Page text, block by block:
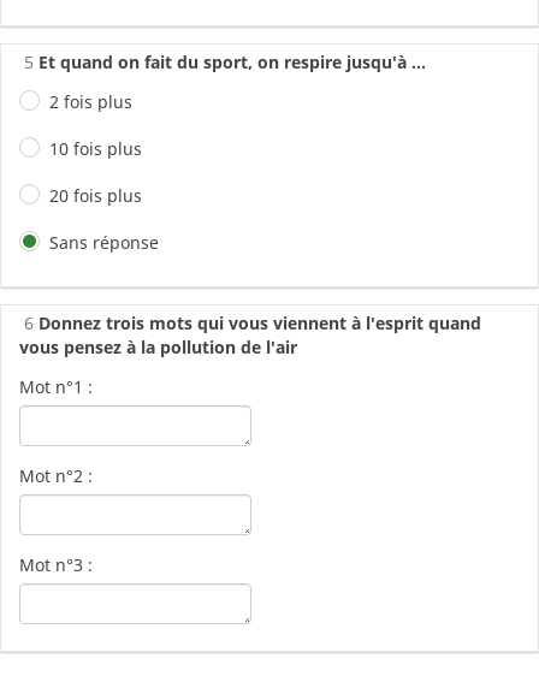
5 Et quand on fait du sport, on respire jusqu'à ...
2 fois plus
10 fois plus
20 fois plus
Sans réponse
6 Donnez trois mots qui vous viennent à l'esprit quand
vous pensez à la pollution de l'air
Mot n°1 :
Mot n°2 :
Mot n°3 :